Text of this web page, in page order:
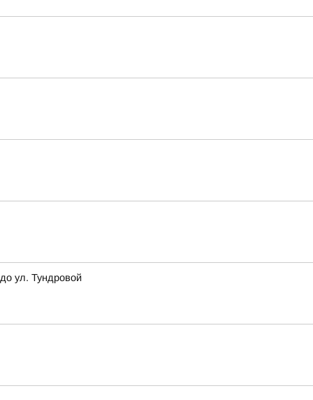
ул. Тундровой